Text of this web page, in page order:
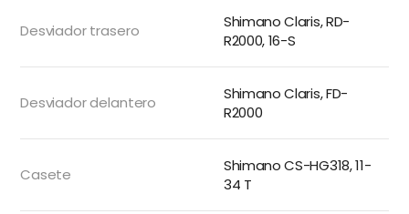
Desviador trasero
Shimano Claris, RD-
R2000, 16-S
Desviador delantero
Shimano Claris, FD-
R2000
Casete
Shimano CS-HG318, 11-
34 T